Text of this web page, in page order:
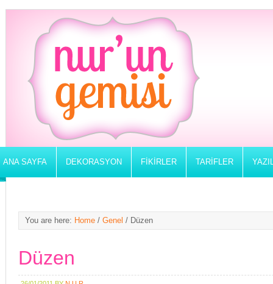
ANA SAYFA DEKORASYON FIKIRLER TARIFLER
You are here: Home / Genel / Düzen
Düzen